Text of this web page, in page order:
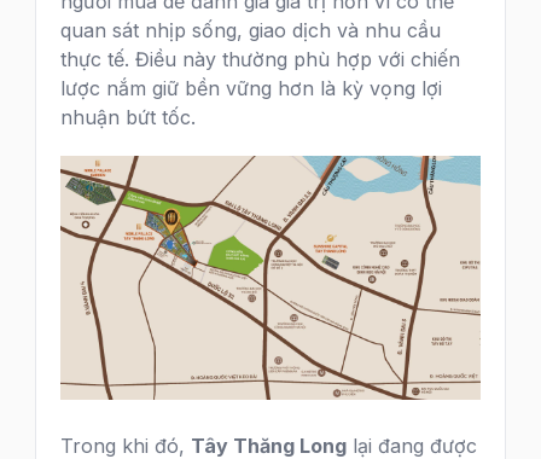
quan sát nhịp sống, giao dịch và nhu cầu
thực tế. Điều này thường phù hợp với chiến
lược nắm giữ bền vững hơn là kỳ vọng lợi
nhuận bứt tốc.
Trong khi đó, Tây Thăng Long lại đang được